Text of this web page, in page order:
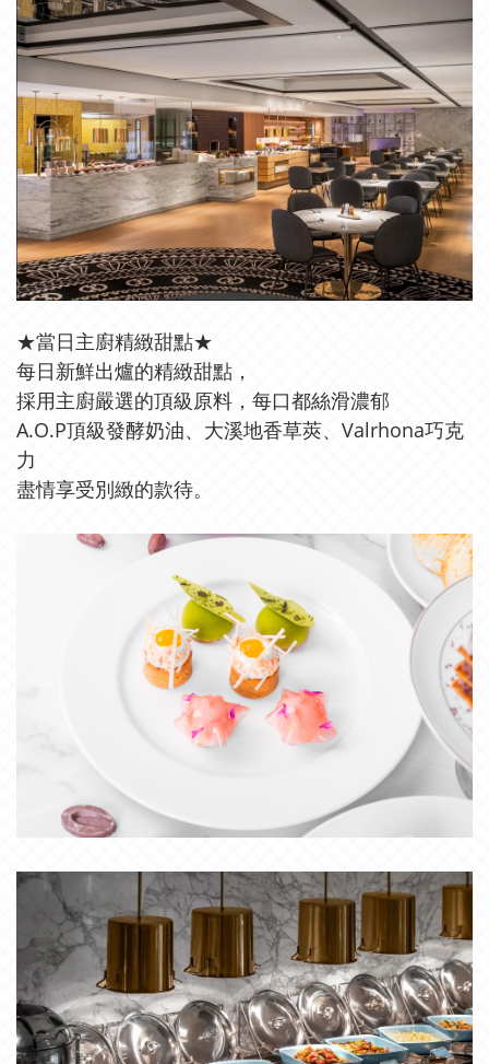
★當日主廚精緻甜點★
每日新鮮出爐的精緻甜點，
採用主廚嚴選的頂級原料，每口都絲滑濃郁
A.O.P頂級發酵奶油、大溪地香草莢、Valrhona巧克
力
盡情享受別緻的款待。